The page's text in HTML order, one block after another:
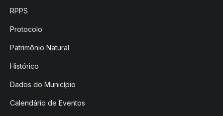
RPPS
Protocolo
Patrimônio Natural
Histórico
Dados do Município
Calendário de Eventos